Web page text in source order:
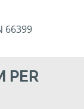
66399
PER